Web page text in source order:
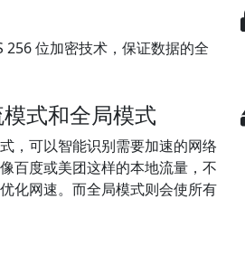
256 位加密技术，保证数据的全
式和全局模式
，可以智能识别需要加速的网络
百度或美团这样的本地流量，不
化网速。而全局模式则会使所有